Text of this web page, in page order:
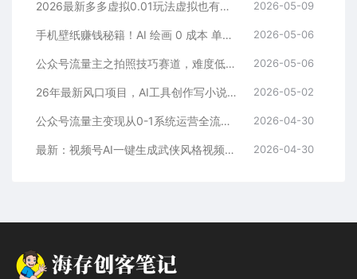
2026最新多多虚拟0.01玩法虚拟也有新门路轻松日入2500! 2026-05-09
手机壁纸赚钱秘籍！AI 绘画 0 成本 单店狂销 3.8 万单 2026-05-06
公众号流量主之拍照技巧赛道，难度低+流量大，起号第一篇就爆了10w阅读！ 2026-05-06
26年最新风口项目，AI工具创作写小说，轻松实现日入1000+ 2026-05-02
公众号流量主变现从0-1系统运营全流程讲解！ 2026-04-30
最新：视频号AI一键生成武侠风格视频，狂撸视频号分成收益，学完轻松日入1000+ 2026-04-30